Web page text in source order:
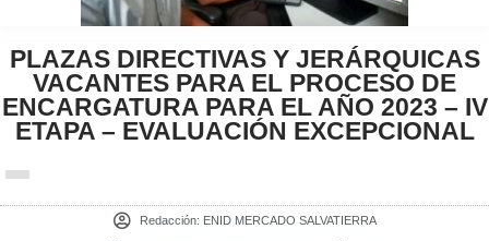
PLAZAS DIRECTIVAS Y JERÁRQUICAS
VACANTES PARA EL PROCESO DE
ENCARGATURA PARA EL AÑO 2023 – IV
ETAPA – EVALUACIÓN EXCEPCIONAL
Redacción: ENID MERCADO SALVATIERRA